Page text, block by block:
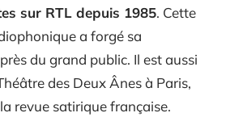
sur RTL depuis 1985. Cette
a forgé sa
du grand public. Il est aussi
des Deux Ânes à Paris,
revue satirique française.